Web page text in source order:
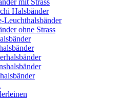
mit Strass
Halsbänder
Leuchthalsbänder
ohne Strass